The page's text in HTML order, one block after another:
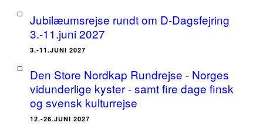
Jubilæumsrejse rundt om D-Dagsfejring
3.-11.juni 2027
3.-11.JUNI 2027
Den Store Nordkap Rundrejse - Norges
vidunderlige kyster - samt fire dage finsk
og svensk kulturrejse
12.-26.JUNI 2027